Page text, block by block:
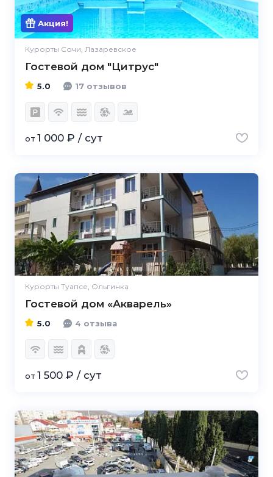
Акция!
Курорты Сочи, Лазаревское
Гостевой дом "Цитрус"
5.0 17 отзывов
от 1 000 ₽ / сут
Курорты Туапсе, Ольгинка
Гостевой дом «Акварель»
5.0 4 отзыва
от 1 500 ₽ / сут